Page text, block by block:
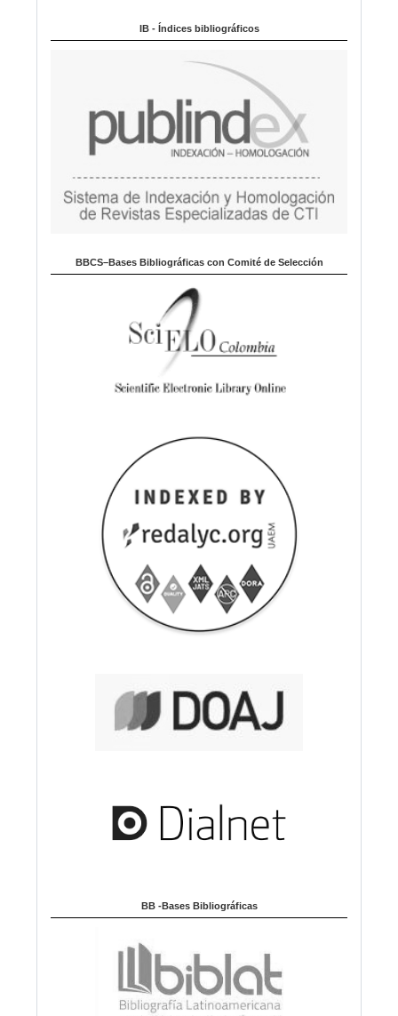
m
IB - Índices bibliográficos
BBCS–Bases Bibliográficas con Comité de Selección
BB -Bases Bibliográficas